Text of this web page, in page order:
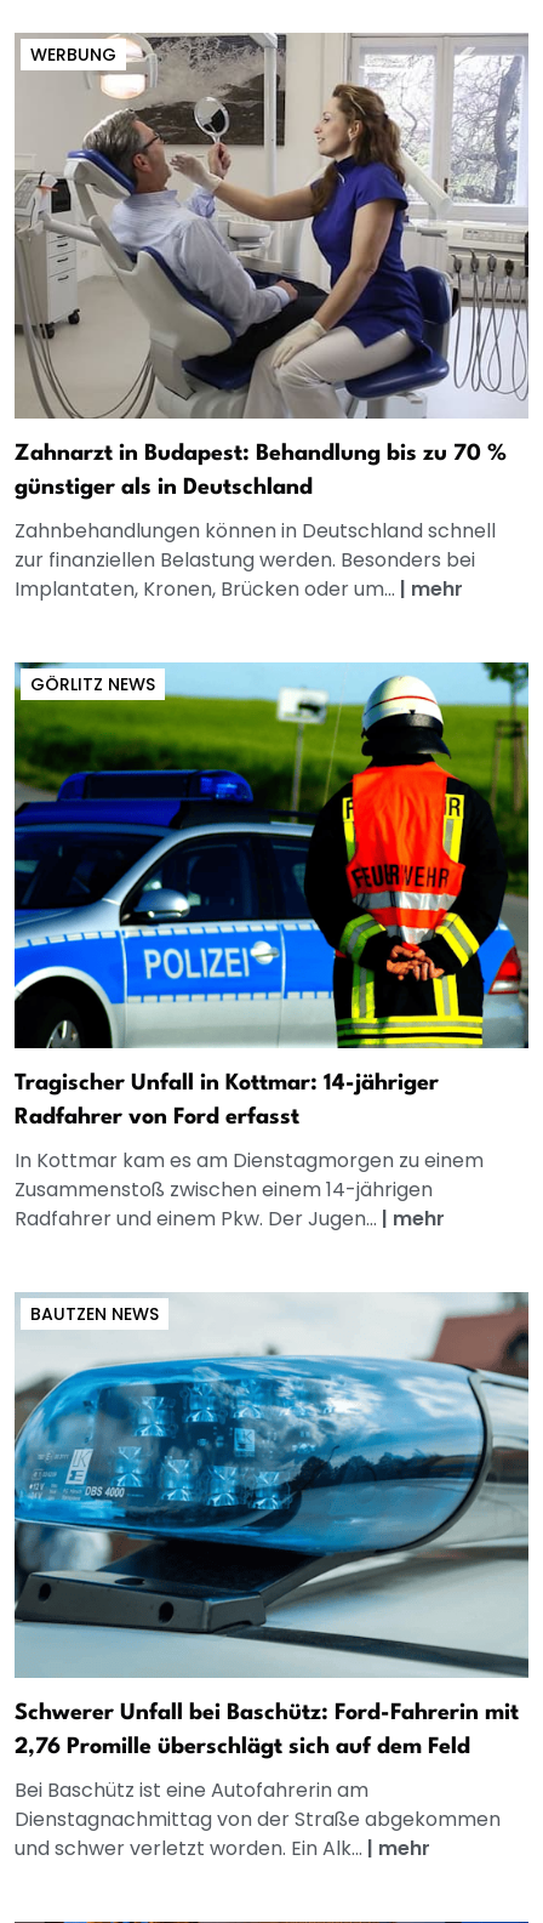
WERBUNG
Zahnarzt in Budapest: Behandlung bis zu 70 %
günstiger als in Deutschland
Zahnbehandlungen können in Deutschland schnell
zur finanziellen Belastung werden. Besonders bei
Implantaten, Kronen, Brücken oder um... | mehr
GÖRLITZ NEWS
Tragischer Unfall in Kottmar: 14-jähriger
Radfahrer von Ford erfasst
In Kottmar kam es am Dienstagmorgen zu einem
Zusammenstoß zwischen einem 14-jährigen
Radfahrer und einem Pkw. Der Jugen... | mehr
BAUTZEN NEWS
Schwerer Unfall bei Baschütz: Ford-Fahrerin mit
2,76 Promille überschlägt sich auf dem Feld
Bei Baschütz ist eine Autofahrerin am
Dienstagnachmittag von der Straße abgekommen
und schwer verletzt worden. Ein Alk... | mehr